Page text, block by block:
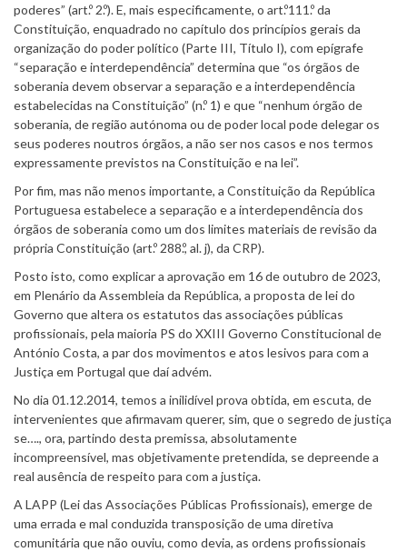
poderes” (art.º 2.º). E, mais especificamente, o art.º111.º da
Constituição, enquadrado no capítulo dos princípios gerais da
organização do poder político (Parte III, Título I), com epígrafe
“separação e interdependência” determina que “os órgãos de
soberania devem observar a separação e a interdependência
estabelecidas na Constituição” (n.º 1) e que “nenhum órgão de
soberania, de região autónoma ou de poder local pode delegar os
seus poderes noutros órgãos, a não ser nos casos e nos termos
expressamente previstos na Constituição e na lei”.
Por fim, mas não menos importante, a Constituição da República
Portuguesa estabelece a separação e a interdependência dos
órgãos de soberania como um dos limites materiais de revisão da
própria Constituição (art.º 288.º, al. j), da CRP).
Posto isto, como explicar a aprovação em 16 de outubro de 2023,
em Plenário da Assembleia da República, a proposta de lei do
Governo que altera os estatutos das associações públicas
profissionais, pela maioria PS do XXIII Governo Constitucional de
António Costa, a par dos movimentos e atos lesivos para com a
Justiça em Portugal que daí advém.
No dia 01.12.2014, temos a inilidível prova obtida, em escuta, de
intervenientes que afirmavam querer, sim, que o segredo de justiça
se…., ora, partindo desta premissa, absolutamente
incompreensível, mas objetivamente pretendida, se depreende a
real ausência de respeito para com a justiça.
A LAPP (Lei das Associações Públicas Profissionais), emerge de
uma errada e mal conduzida transposição de uma diretiva
comunitária que não ouviu, como devia, as ordens profissionais